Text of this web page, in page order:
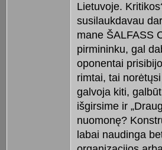
Lietuvoje.
susilaukdavau
mane ŠALFASS
pirmininku, gal
oponentai
rimtai, tai
galvoja kiti,
išgirsime ir
nuomonę?
labai naudinga